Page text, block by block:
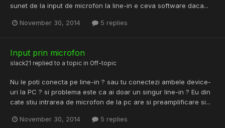
sunet de la input de microfon la line-in e ceva software daca...
November 30, 2014 5 replies
Input prin microfon
slack21 replied to a topic in Off-topic
Nu le poti conecta pe line-in ? sau tu conectezi ambele device-
uri la PC ? si problema este ca ai doar un singur line-in ? Eu din
cate stiu intrarea de microfon de la pc are si preamplificare si...
November 30, 2014 5 replies